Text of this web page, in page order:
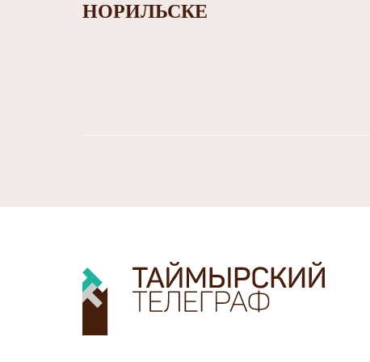
НОРИЛЬСКЕ